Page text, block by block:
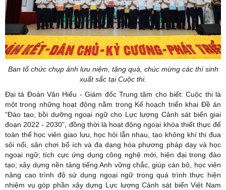
Ban tổ chức chụp ảnh lưu niệm, tặng quà, chúc mừng các thí sinh
xuất sắc tại Cuộc thi.
Đại tá Đoàn Văn Hiểu - Giám đốc Trung tâm cho biết: Cuộc thi là
một trong những hoạt động nằm trong Kế hoạch triển khai Đề án
“Đào tạo, bồi dưỡng ngoại ngữ cho Lực lượng Cảnh sát biển giai
đoạn 2022 - 2030”, đồng thời là hoạt động ngoại khóa thiết thực để
toàn thể học viên giao lưu, học hỏi lẫn nhau, tạo không khí thi đua
sôi nổi, sân chơi bổ ích và đa dạng hóa phương pháp dạy và học
ngoại ngữ; tích cực ứng dụng công nghệ mới, hiện đại trong đào
tạo; xây dựng nền tảng tiếng Anh vững chắc, giúp cán bộ, học viên
nâng cao trình độ sử dụng ngoại ngữ trong quá trình thực hiện
nhiệm vụ góp phần xây dựng Lực lượng Cảnh sát biển Việt Nam